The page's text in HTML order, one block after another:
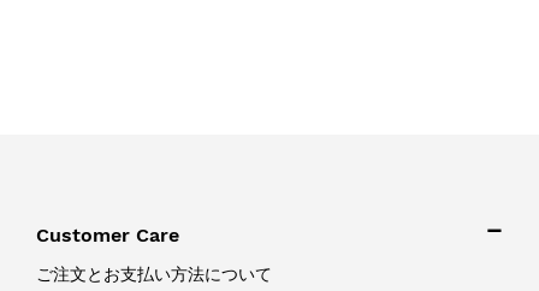
Customer Care
ご注文とお支払い方法について